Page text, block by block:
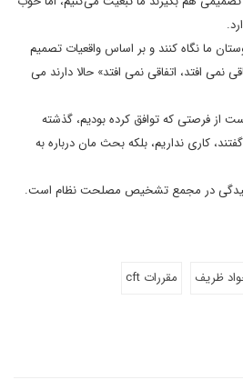
ما نگاه کنند و بر اساس واقعیات تصمیم
نمی افتد، اتفاقی نمی افتد» حالا دارند می
از فرصتی که توافق کرده بودیم، گذشته
کاری نداریم، بلکه بحث مان درباره به
ظریف
مقررات cft